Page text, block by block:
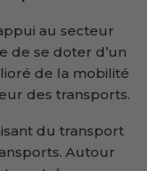
au secteur
de se doter d’un
de la mobilité
des transports.
du transport
Autour